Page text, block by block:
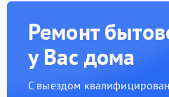
Ремонт
у Вас дома
С выездом